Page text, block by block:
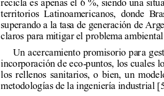
recicla es apenas el 6 %, siendo una
territorios Latinoamericanos, donde
superando a la tasa de generación de Arg
claros para mitigar el problema
Un acercamiento promisorio para ges
incorporación de eco-puntos, los cuales
los rellenos sanitarios, o bien, un
metodologías de la ingeniería industrial